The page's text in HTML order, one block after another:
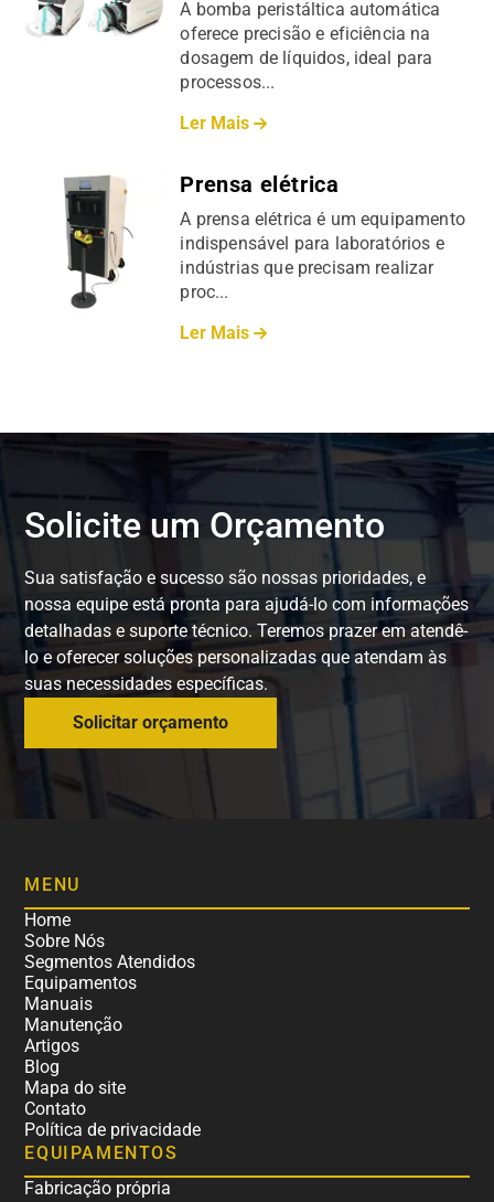
A bomba peristáltica automática
oferece precisão e eficiência na
dosagem de líquidos, ideal para
processos...
Ler Mais
Prensa elétrica
A prensa elétrica é um equipamento
indispensável para laboratórios e
indústrias que precisam realizar
proc...
Ler Mais
Solicite um Orçamento
Sua satisfação e sucesso são nossas prioridades, e
nossa equipe está pronta para ajudá-lo com informações
detalhadas e suporte técnico. Teremos prazer em atendê-
lo e oferecer soluções personalizadas que atendam às
suas necessidades específicas.
Solicitar orçamento
MENU
Home
Sobre Nós
Segmentos Atendidos
Equipamentos
Manuais
Manutenção
Artigos
Blog
Mapa do site
Contato
Política de privacidade
EQUIPAMENTOS
Fabricação própria